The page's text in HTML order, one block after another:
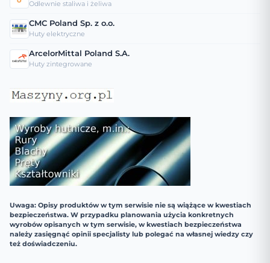
Odlewnie staliwa i żeliwa
CMC Poland Sp. z o.o.
Huty elektryczne
ArcelorMittal Poland S.A.
Huty zintegrowane
Uwaga: Opisy produktów w tym serwisie nie są wiążące w kwestiach
bezpieczeństwa. W przypadku planowania użycia konkretnych
wyrobów opisanych w tym serwisie, w kwestiach bezpieczeństwa
należy zasięgnąć opinii specjalisty lub polegać na własnej wiedzy czy
też doświadczeniu.